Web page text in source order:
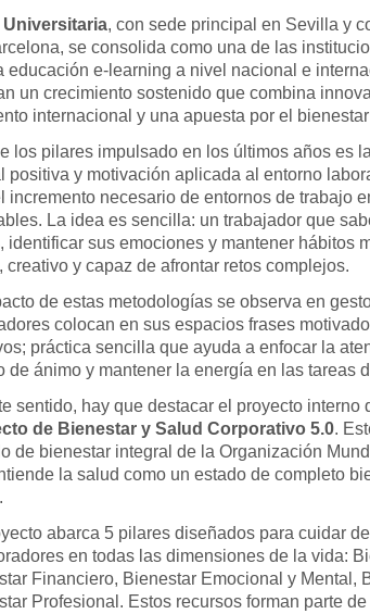
Universitaria, con sede principal en Sevilla y
se consolida como una de las
educación e-learning a nivel nacional e
un crecimiento sostenido que combina
internacional y una apuesta por el
los pilares impulsado en los últimos años es
positiva y motivación aplicada al entorno
incremento necesario de entornos de trabajo
La idea es sencilla: un trabajador que
identificar sus emociones y mantener hábitos
creativo y capaz de afrontar retos complejos.
de estas metodologías se observa en
colocan en sus espacios frases
práctica sencilla que ayuda a enfocar la
de ánimo y mantener la energía en las tareas
sentido, hay que destacar el proyecto interno
de Bienestar y Salud Corporativo 5.0.
de bienestar integral de la Organización
la salud como un estado de completo
abarca 5 pilares diseñados para cuidar
en todas las dimensiones de la vida:
Financiero, Bienestar Emocional y Mental,
Profesional. Estos recursos forman parte